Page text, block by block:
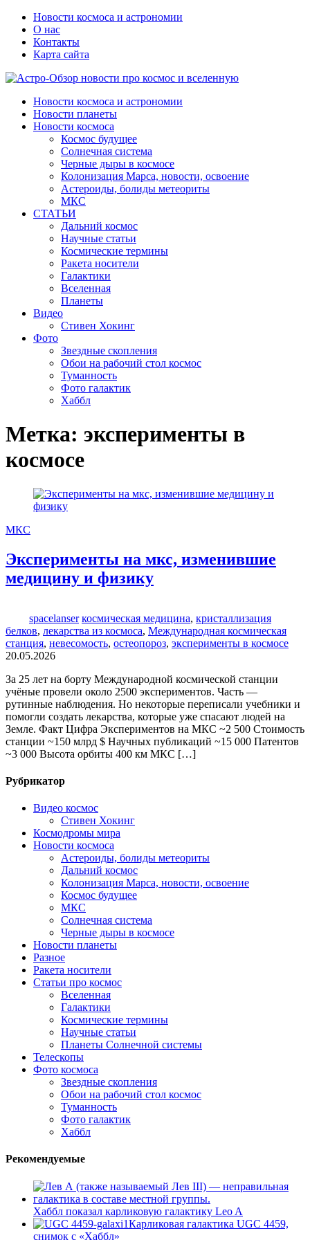
Новости космоса и астрономии
О нас
Контакты
Карта сайта
Новости космоса и астрономии
Новости планеты
Новости космоса
Космос будущее
Солнечная система
Черные дыры в космосе
Колонизация Марса, новости, освоение
Астероиды, болиды метеориты
МКС
СТАТЬИ
Дальний космос
Научные статьи
Космические термины
Ракета носители
Галактики
Вселенная
Планеты
Видео
Стивен Хокинг
Фото
Звездные скопления
Обои на рабочий стол космос
Туманность
Фото галактик
Хаббл
Метка: эксперименты в
космосе
МКС
Эксперименты на мкс, изменившие
медицину и физику
spacelanser космическая медицина, кристаллизация
белков, лекарства из космоса, Международная космическая
станция, невесомость, остеопороз, эксперименты в космосе
20.05.2026
За 25 лет на борту Международной космической станции
учёные провели около 2500 экспериментов. Часть —
рутинные наблюдения. Но некоторые переписали учебники и
помогли создать лекарства, которые уже спасают людей на
Земле. Факт Цифра Экспериментов на МКС ~2 500 Стоимость
станции ~150 млрд $ Научных публикаций ~15 000 Патентов
~3 000 Высота орбиты 400 км МКС […]
Рубрикатор
Видео космос
Стивен Хокинг
Космодромы мира
Новости космоса
Астероиды, болиды метеориты
Дальний космос
Колонизация Марса, новости, освоение
Космос будущее
МКС
Солнечная система
Черные дыры в космосе
Новости планеты
Разное
Ракета носители
Статьи про космос
Вселенная
Галактики
Космические термины
Научные статьи
Планеты Солнечной системы
Телескопы
Фото космоса
Звездные скопления
Обои на рабочий стол космос
Туманность
Фото галактик
Хаббл
Рекомендуемые
Хаббл показал карликовую галактику Leo A
Карликовая галактика UGC 4459,
снимок с «Хаббл»